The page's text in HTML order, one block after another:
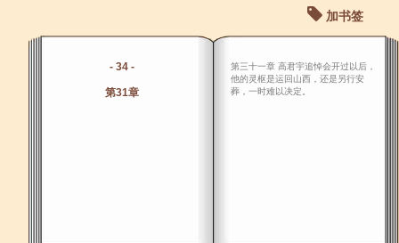
加书签
- 34 -
第31章
第三十一章 高君宇追悼会开过以后，
他的灵枢是运回山西，还是另行安
葬，一时难以决定。